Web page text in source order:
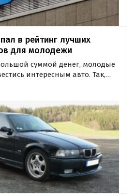
в рейтинг лучших
для молодежи
суммой денег, молодые
интересным авто. Так,
которые могут